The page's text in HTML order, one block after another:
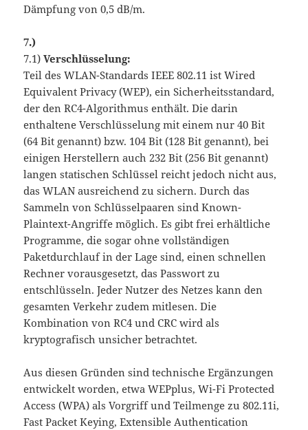
Dämpfung von 0,5 dB/m.
7.)
7.1)Verschlüsselung:
Teil des WLAN-Standards IEEE 802.11 ist Wired
Equivalent Privacy (WEP), ein Sicherheitsstandard,
der den RC4-Algorithmus enthält. Die darin
enthaltene Verschlüsselung mit einem nur 40 Bit
(64 Bit genannt) bzw. 104 Bit (128 Bit genannt), bei
einigen Herstellern auch 232 Bit (256 Bit genannt)
langen statischen Schlüssel reicht jedoch nicht aus,
das WLAN ausreichend zu sichern. Durch das
Sammeln von Schlüsselpaaren sind Known-
Plaintext-Angriffe möglich. Es gibt frei erhältliche
Programme, die sogar ohne vollständigen
Paketdurchlauf in der Lage sind, einen schnellen
Rechner vorausgesetzt, das Passwort zu
entschlüsseln. Jeder Nutzer des Netzes kann den
gesamten Verkehr zudem mitlesen. Die
Kombination von RC4 und CRC wird als
kryptografisch unsicher betrachtet.
Aus diesen Gründen sind technische Ergänzungen
entwickelt worden, etwa WEPplus, Wi-Fi Protected
Access (WPA) als Vorgriff und Teilmenge zu 802.11i,
Fast Packet Keying, Extensible Authentication